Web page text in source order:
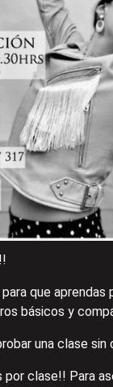
que
básicos y
una clase sin
por clase!! Para